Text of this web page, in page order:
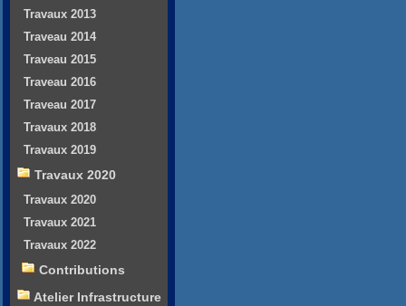
Travaux 2013
Traveau 2014
Traveau 2015
Traveau 2016
Traveau 2017
Travaux 2018
Travaux 2019
Travaux 2020
Travaux 2020
Travaux 2021
Travaux 2022
Contributions
Atelier Infrastructure